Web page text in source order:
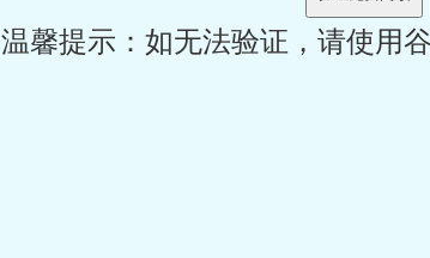
温馨提示：如无法验证，请使用